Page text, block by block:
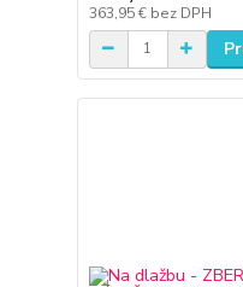
363,95 € bez DPH